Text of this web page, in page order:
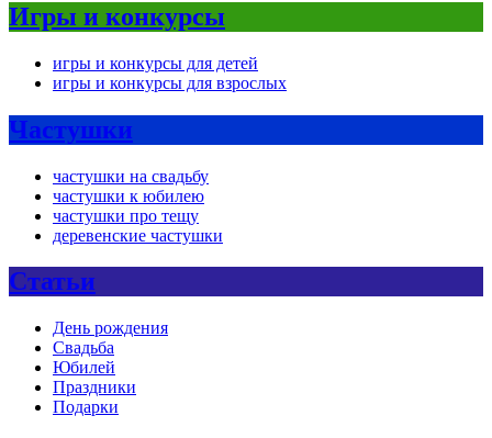
Игры и конкурсы
игры и конкурсы для детей
игры и конкурсы для взрослых
Частушки
частушки на свадьбу
частушки к юбилею
частушки про тещу
деревенские частушки
Статьи
День рождения
Свадьба
Юбилей
Праздники
Подарки